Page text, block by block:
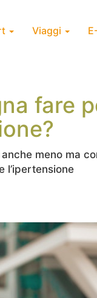
Viaggi
fare
meno ma
l’ipertensione